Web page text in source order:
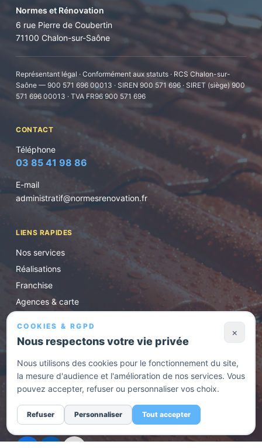
Normes et Rénovation
6 rue Pierre de Coubertin
71100 Chalon-sur-Saône
Représentant légal · Conformément aux statuts · RCS Chalon-sur-
Saône — 900 571 696 00013 · SIREN 900 571 696 · SIRET (siège) 900
571 696 00013 · TVA FR96 900 571 696
CONTACT
Téléphone
03 85 41 98 86
E-mail
administratif@normesrenovation.fr
LIENS RAPIDES
Nos services
Réalisations
Franchise
Agences & carte
HORAIRES D'OUVERTURE
Lundi au vendredi de 8h30 à 17h. En urgence, appelez
RÉSEAUX SOCIAUX
COOKIES & RGPD
Nous respectons votre vie privée
×
Nous utilisons des cookies pour le fonctionnement du site,
la mesure d'audience et l'amélioration de nos services. Vous
pouvez accepter, refuser ou personnaliser vos choix.
Refuser Personnaliser Tout accepter